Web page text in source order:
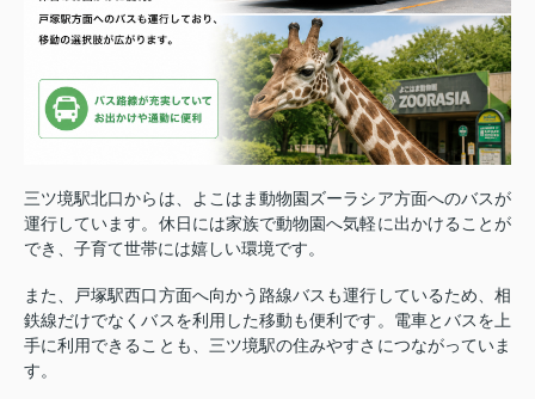
三ツ境駅北口からは、よこはま動物園ズーラシア方面へのバスが
運行しています。 休日には家族で動物園へ気軽に出かけることが
でき、子育て世帯には嬉しい環境です。
また、戸塚駅西口方面へ向かう路線バスも運行しているため、相
鉄線だけでなくバスを利用した移動も便利です。 電車とバスを上
手に利用できることも、三ツ境駅の住みやすさにつながっていま
す。